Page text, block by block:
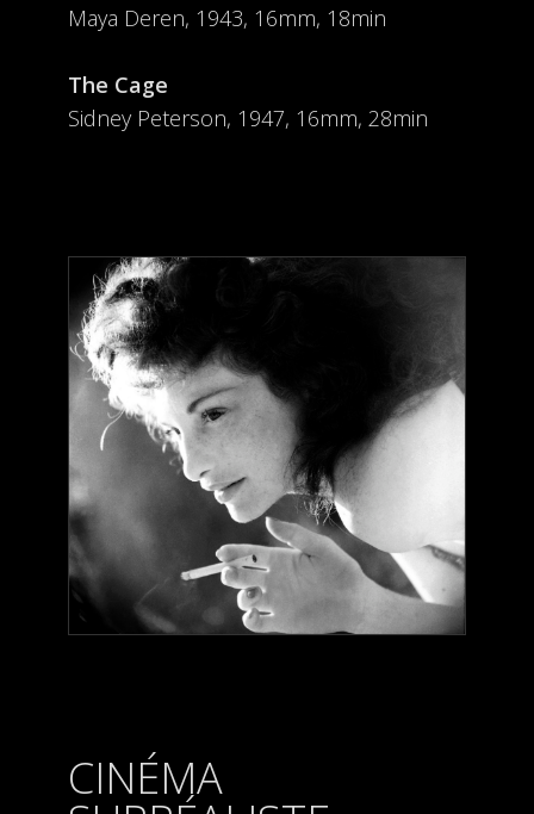
Maya Deren, 1943, 16mm, 18min
The Cage
Sidney Peterson, 1947, 16mm, 28min
CINÉMA